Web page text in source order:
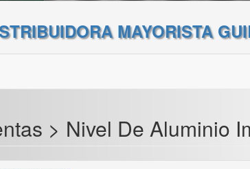
MAYORISTA
> Nivel De Aluminio